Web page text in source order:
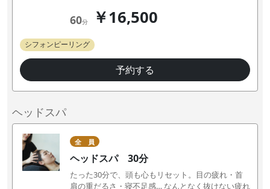
60分 ￥16,500
シフォンピーリング
予約する
ヘッドスパ
全 員
ヘッドスパ 30分
たった30分で、頭も心もリセット。目の疲れ・首
肩の重だるさ・寝不足感… なんとなく抜けない疲れ